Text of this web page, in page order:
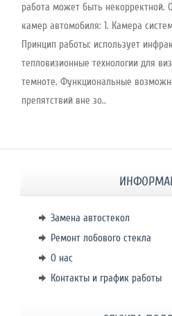
работа может быть некорректной.
камер автомобиля: 1. Камера
Принцип работы: использует
тепловизионные технологии для
темноте. Функциональные
препятствий вне зо..
Замена автостекол
Ремонт лобового стекла
О нас
Контакты и график работы